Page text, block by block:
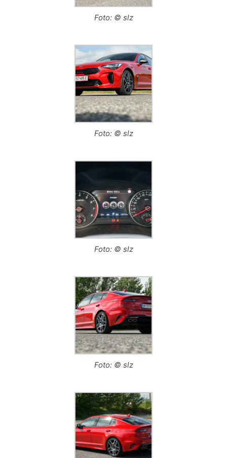
Foto: © slz
Foto: © slz
Foto: © slz
Foto: © slz